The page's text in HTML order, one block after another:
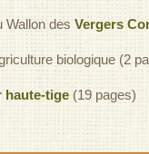
Wallon des Vergers
biologique (2
haute-tige (19 pages)